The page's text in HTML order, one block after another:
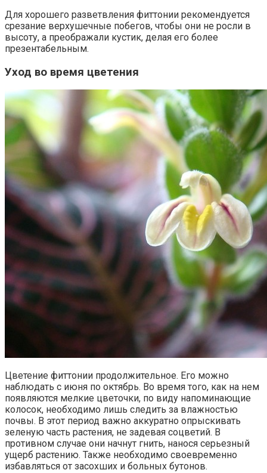
Для хорошего разветвления фиттонии рекомендуется
срезание верхушечные побегов, чтобы они не росли в
высоту, а преображали кустик, делая его более
презентабельным.
Уход во время цветения
Цветение фиттонии продолжительное. Его можно
наблюдать с июня по октябрь. Во время того, как на нем
появляются мелкие цветочки, по виду напоминающие
колосок, необходимо лишь следить за влажностью
почвы. В этот период важно аккуратно опрыскивать
зеленую часть растения, не задевая соцветий. В
противном случае они начнут гнить, нанося серьезный
ущерб растению. Также необходимо своевременно
избавляться от засохших и больных бутонов.